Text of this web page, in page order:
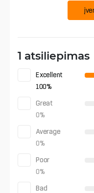
1 atsiliepimas
Excellent
100%
Great
0%
Average
0%
Poor
0%
Bad